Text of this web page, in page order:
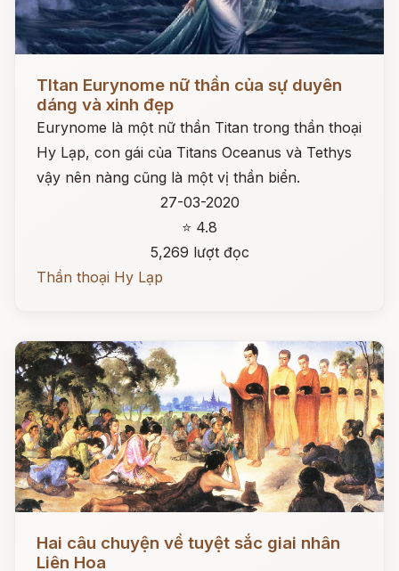
TItan Eurynome nữ thần của sự duyên
dáng và xinh đẹp
Eurynome là một nữ thần Titan trong thần thoại
Hy Lạp, con gái của Titans Oceanus và Tethys
vậy nên nàng cũng là một vị thần biển.
27-03-2020
⭐ 4.8
5,269 lượt đọc
Thần thoại Hy Lạp
Hai câu chuyện về tuyệt sắc giai nhân
Liên Hoa